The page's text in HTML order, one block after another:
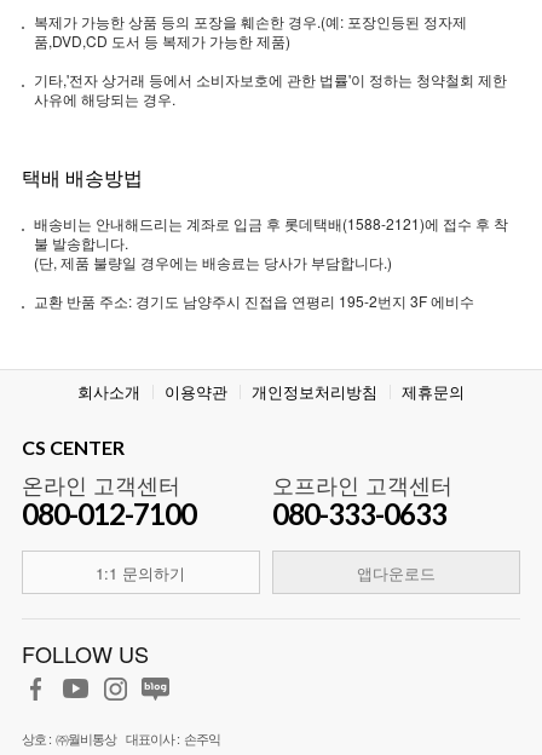
복제가 가능한 상품 등의 포장을 훼손한 경우.(예: 포장인등된 정자제
품,DVD,CD 도서 등 복제가 가능한 제품)
기타,'전자 상거래 등에서 소비자보호에 관한 법률'이 정하는 청약철회 제한
사유에 해당되는 경우.
택배 배송방법
배송비는 안내해드리는 계좌로 입금 후 롯데택배(1588-2121)에 접수 후 착
불 발송합니다.
(단, 제품 불량일 경우에는 배송료는 당사가 부담합니다.)
교환 반품 주소: 경기도 남양주시 진접읍 연평리 195-2번지 3F 에비수
회사소개 이용약관 개인정보처리방침 제휴문의
CS CENTER
온라인 고객센터
080-012-7100
1:1 문의하기
오프라인 고객센터
080-333-0633
앱다운로드
FOLLOW US
상호 : ㈜월비통상 대표이사 : 손주익